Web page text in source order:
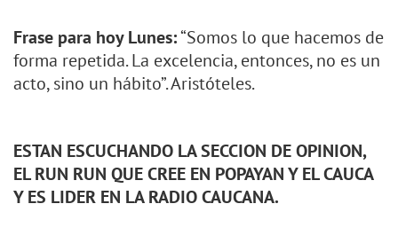
Frase para hoy Lunes:“Somos lo que hacemos de
forma repetida. La excelencia, entonces, no es un
acto, sino un hábito”. Aristóteles.
ESTAN ESCUCHANDO LA SECCION DE OPINION,
EL RUN RUN QUE CREE EN POPAYAN Y EL CAUCA
Y ES LIDER EN LA RADIO CAUCANA.